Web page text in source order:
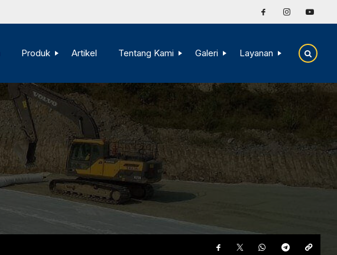
Produk Artikel Tentang Kami Galeri Layanan